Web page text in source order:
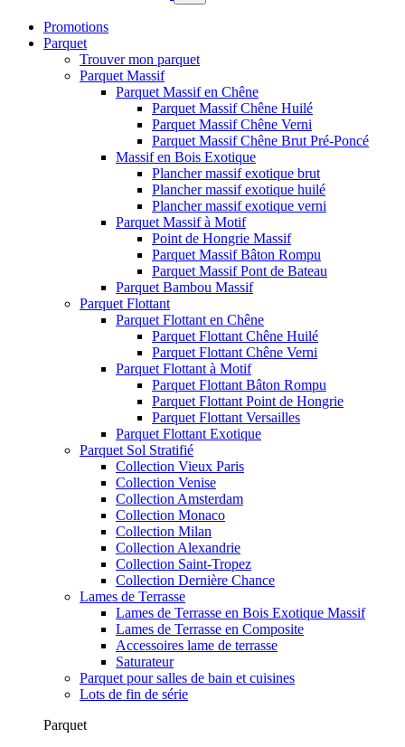
Promotions
Parquet
Trouver mon parquet
Parquet Massif
Parquet Massif en Chêne
Parquet Massif Chêne Huilé
Parquet Massif Chêne Verni
Parquet Massif Chêne Brut Pré-Poncé
Massif en Bois Exotique
Plancher massif exotique brut
Plancher massif exotique huilé
Plancher massif exotique verni
Parquet Massif à Motif
Point de Hongrie Massif
Parquet Massif Bâton Rompu
Parquet Massif Pont de Bateau
Parquet Bambou Massif
Parquet Flottant
Parquet Flottant en Chêne
Parquet Flottant Chêne Huilé
Parquet Flottant Chêne Verni
Parquet Flottant à Motif
Parquet Flottant Bâton Rompu
Parquet Flottant Point de Hongrie
Parquet Flottant Versailles
Parquet Flottant Exotique
Parquet Sol Stratifié
Collection Vieux Paris
Collection Venise
Collection Amsterdam
Collection Monaco
Collection Milan
Collection Alexandrie
Collection Saint-Tropez
Collection Dernière Chance
Lames de Terrasse
Lames de Terrasse en Bois Exotique Massif
Lames de Terrasse en Composite
Accessoires lame de terrasse
Saturateur
Parquet pour salles de bain et cuisines
Lots de fin de série
Parquet